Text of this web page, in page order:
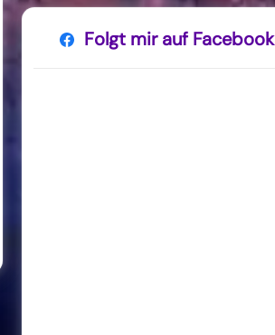
Folgt mir auf Facebook